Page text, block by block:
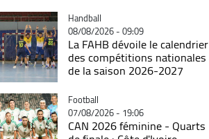
Catégorie
Handball
08/08/2026 - 09:09
La FAHB dévoile le calendrier
des compétitions nationales
de la saison 2026-2027
Catégorie
Football
07/08/2026 - 19:06
CAN 2026 féminine - Quarts